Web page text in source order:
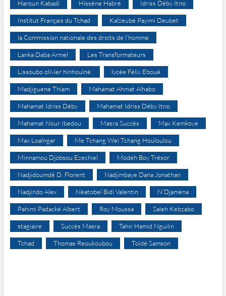
Haroun Kabadi Hissène Habré Idriss Déby Itno
Institut Français du Tchad Kalzeubé Payimi Deubet
la Commission nationale des droits de l’homme
Lanka Daba Armel Les Transformateurs
Lissoubo olivier hinhoulné. lycée Félix Eboué
Madjiguene Thiam Mahamat Ahmat Alhabo
Mahamat Idriss Déby Mahamat Idriss Déby Itno
Mahamat Nour Ibedou Masra Succès Max Kemkoye
Max Loalngar Me Tchang Wei Tchang Houloulou
Minnamou Djobsou Ezechiel Modeh Boy Trésor
Nadjidoumdé D. Florent Nadjimbaye Dana Jonathan
Nadjindo Alex Néatobeï Bidi Valentin N’Djaména
Pahimi Padacké Albert Roy Moussa Saleh Kebzabo
stagiaire Succès Masra Tahir Hamid Nguilin
Tchad Thomas Reoukoubou Toïdé Samson